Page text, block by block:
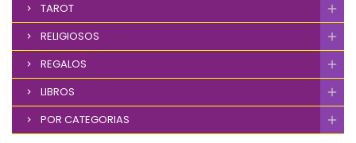
TAROT
RELIGIOSOS
REGALOS
LIBROS
POR CATEGORIAS